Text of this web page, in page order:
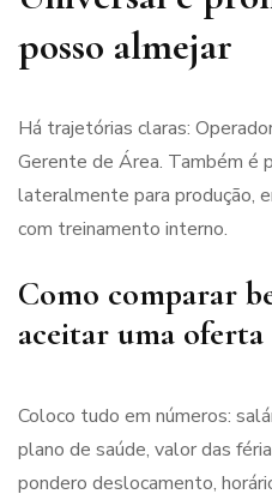
posso almejar
Há trajetórias claras:
Gerente de Área. Também é
lateralmente para produção,
com treinamento interno.
Como comparar
aceitar uma oferta
Coloco tudo em números:
plano de saúde, valor das
pondero deslocamento,